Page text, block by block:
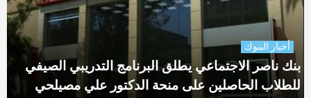
أخبار البنوك
بنك ناصر الاجتماعي يطلق البرنامج التدريبي الصيفي
للطلاب الحاصلين على منحة الدكتور علي مصيلحي